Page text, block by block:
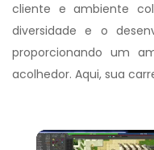
cliente e ambiente
diversidade e o
proporcionando um
acolhedor. Aqui, sua